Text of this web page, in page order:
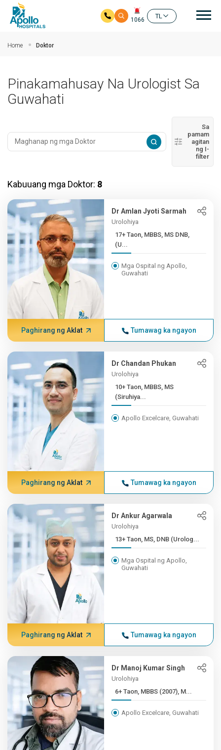
1066
TL
Home Doktor
Pinakamahusay Na Urologist Sa
Guwahati
Sa
pamam
agitan
ng I-
filter
Kabuuang mga Doktor: 8
Dr Amlan Jyoti Sarmah
Urolohiya
17+ Taon, MBBS, MS DNB,
(U...
Mga Ospital ng Apollo,
Guwahati
Paghirang ng Aklat Tumawag ka ngayon
Dr Chandan Phukan
Urolohiya
10+ Taon, MBBS, MS
(Siruhiya...
Apollo Excelcare, Guwahati
Paghirang ng Aklat Tumawag ka ngayon
Dr Ankur Agarwala
Urolohiya
13+ Taon, MS, DNB (Urolog...
Mga Ospital ng Apollo,
Guwahati
Paghirang ng Aklat Tumawag ka ngayon
Dr Manoj Kumar Singh
Urolohiya
6+ Taon, MBBS (2007), M...
Apollo Excelcare, Guwahati